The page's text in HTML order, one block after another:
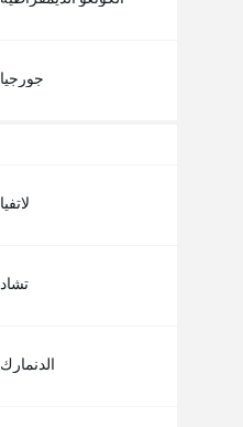
جورجيا
لاتفيا
تشاد
الدنمارك